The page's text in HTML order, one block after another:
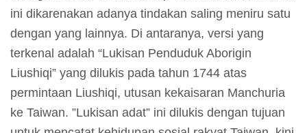
b
e
l
a
j
a
r
ini dikarenakan adanya tindakan saling meniru satu
dengan yang lainnya. Di antaranya, versi yang
terkenal adalah “Lukisan Penduduk Aborigin
Liushiqi” yang dilukis pada tahun 1744 atas
permintaan Liushiqi, utusan kekaisaran Manchuria
ke Taiwan. ”Lukisan adat” ini dilukis dengan tujuan